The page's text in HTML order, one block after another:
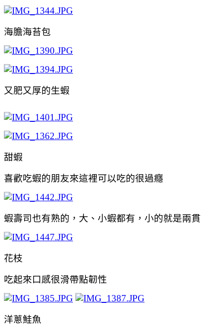
海膽海苔包
又肥又厚的生蝦
甜蝦
喜歡吃蝦的朋友來這裡可以吃的很過癮
蝦壽司也有熟的，大、小蝦都有，小的就是兩貫
花枝
吃起來口感很滑帶點韌性
洋蔥鮭魚